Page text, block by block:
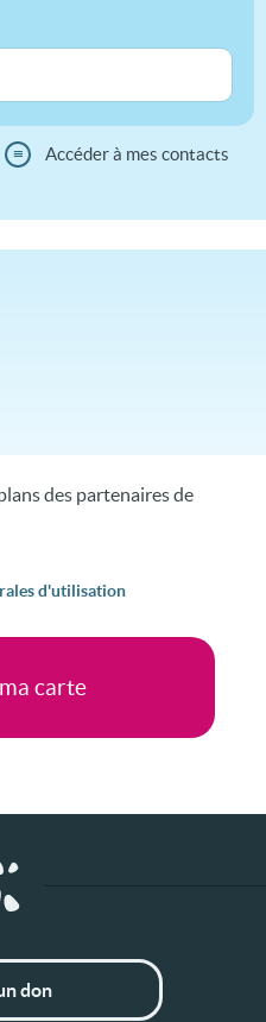
≡ Accéder à mes contacts
des partenaires de
d'utilisation
don